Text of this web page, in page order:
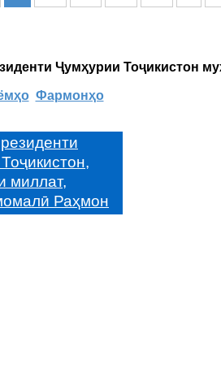
Ҷумҳурии Тоҷикистон
Фармонҳо
миллат,
Раҳмон